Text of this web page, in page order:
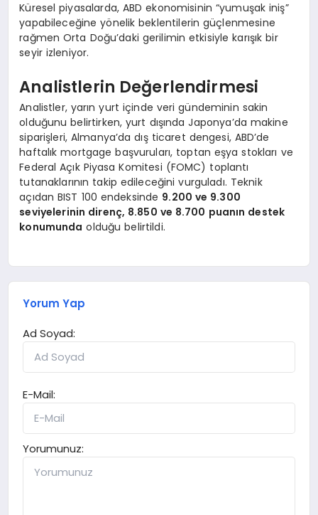
Küresel piyasalarda, ABD ekonomisinin “yumuşak iniş”
yapabileceğine yönelik beklentilerin güçlenmesine
rağmen Orta Doğu’daki gerilimin etkisiyle karışık bir
seyir izleniyor.
Analistlerin Değerlendirmesi
Analistler, yarın yurt içinde veri gündeminin sakin
olduğunu belirtirken, yurt dışında Japonya’da makine
siparişleri, Almanya’da dış ticaret dengesi, ABD’de
haftalık mortgage başvuruları, toptan eşya stokları ve
Federal Açık Piyasa Komitesi (FOMC) toplantı
tutanaklarının takip edileceğini vurguladı. Teknik
açıdan BIST 100 endeksinde 9.200 ve 9.300
seviyelerinin direnç, 8.850 ve 8.700 puanın destek
konumunda olduğu belirtildi.
Yorum Yap
Ad Soyad:
E-Mail:
Yorumunuz: